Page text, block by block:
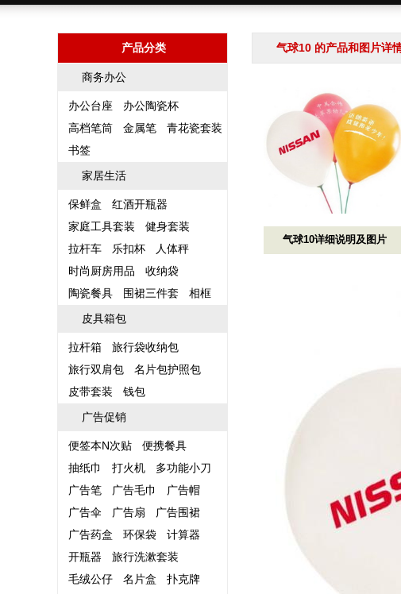
产品分类
商务办公
办公台座
办公陶瓷杯
高档笔筒
金属笔
青花瓷套装
书签
家居生活
保鲜盒
红酒开瓶器
家庭工具套装
健身套装
拉杆车
乐扣杯
人体秤
时尚厨房用品
收纳袋
陶瓷餐具
围裙三件套
相框
皮具箱包
拉杆箱
旅行袋收纳包
旅行双肩包
名片包护照包
皮带套装
钱包
广告促销
便签本N次贴
便携餐具
抽纸巾
打火机
多功能小刀
广告笔
广告毛巾
广告帽
广告伞
广告扇
广告围裙
广告药盒
环保袋
计算器
开瓶器
旅行洗漱套装
毛绒公仔
名片盒
扑克牌
气球10 的产品和图片详
气球10详细说明及图片